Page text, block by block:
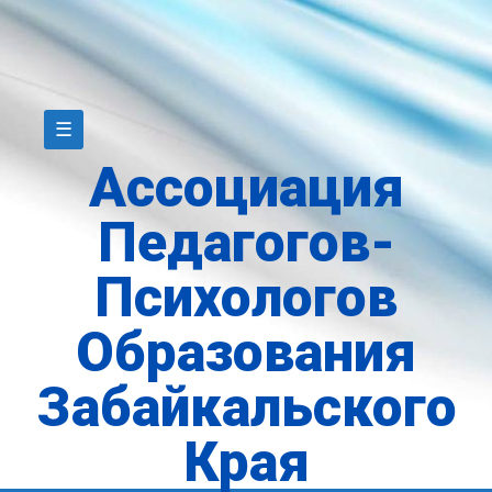
☰
Ассоциация
Педагогов-
Психологов
Образования
Забайкальского
Края